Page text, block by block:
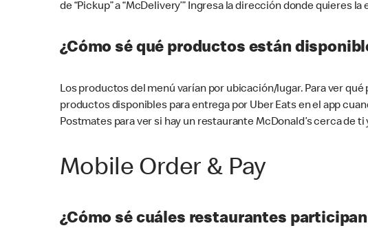
de “Pickup” a “McDelivery’” Ingresa la dirección donde quieres
¿Cómo sé qué productos están
Los productos del menú varían por ubicación/lugar. Para ver
productos disponibles para entrega por Uber Eats en el app
Postmates para ver si hay un restaurante McDonald’s cerca de
Mobile Order & Pay
¿Cómo sé cuáles restaurantes